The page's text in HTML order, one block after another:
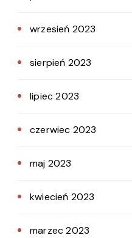
wrzesień 2023
sierpień 2023
lipiec 2023
czerwiec 2023
maj 2023
kwiecień 2023
marzec 2023